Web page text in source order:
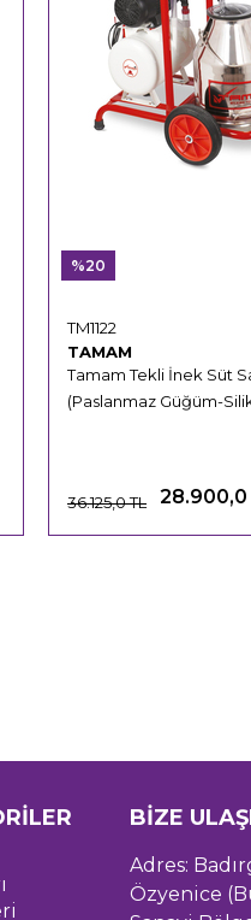
TAMAM
Tamam Tekli İnek Süt
(Paslanmaz Güğüm-
TM1122
28.900,0
36.125,0 TL
%20
BİZE
Adres:
Özyenice